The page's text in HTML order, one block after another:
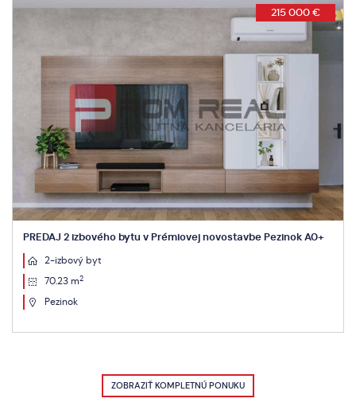
215 000 €
PREDAJ 2 izbového bytu v Prémiovej novostavbe Pezinok A0+
2-izbový byt
70.23 m2
Pezinok
ZOBRAZIŤ KOMPLETNÚ PONUKU